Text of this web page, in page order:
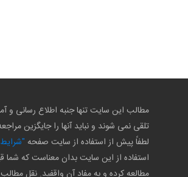
مطالب این سایت تنها جنبه اطلاع رسانی
تلقی نمی شوند و نباید آنها را جایگزین
لطفاً پیش از استفاده از سایت صفحه
استفاده از این سایت بدان معناست که شما
مطالعه کرده و به مفاد آن واقفید. نقل